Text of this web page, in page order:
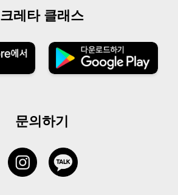
크레타 클래스
문의하기